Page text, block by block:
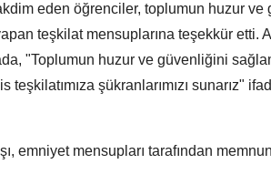
eden öğrenciler, toplumun huzur ve
teşkilat mensuplarına teşekkür etti.
"Toplumun huzur ve güvenliğini
şükranlarımızı sunarız"
emniyet mensupları tarafından